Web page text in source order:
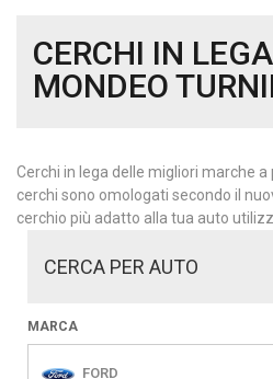
CERCHI IN
MONDEO
Cerchi in lega delle migliori marche
cerchi sono omologati secondo il
cerchio più adatto alla tua auto
CERCA PER AUTO
MARCA
FORD